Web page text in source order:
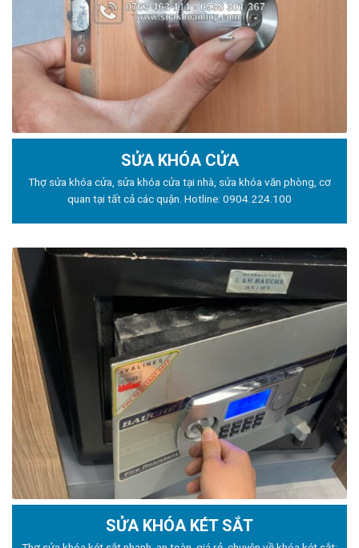
SỬA KHÓA CỬA
Thợ sửa khóa cửa, sửa khóa cửa tại nhà, sửa khóa văn phòng, cơ
quan tại tất cả các quận. Hotline: 0904.224.100
SỬA KHÓA KÉT SẮT